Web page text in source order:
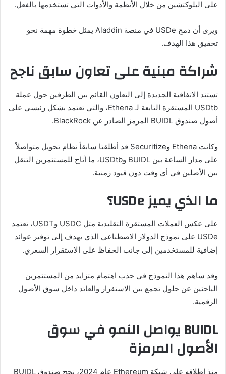
على البلوكتشين من خلال الأنظمة والأدوات التي تستخدمها بالفعل.
ويرى أن دمج USDe في منصة Aladdin يمثل خطوة مهمة نحو
تحقيق هذا الهدف.
شراكة مبنية على تعاون سابق ناجح
تستند الاتفاقية الجديدة إلى التعاون القائم بين الطرفين حول عملة
USDtb المستقرة التابعة لـ Ethena، والتي تعتمد بشكل رئيسي على
أصول صندوق BUIDL المرمز الصادر عن BlackRock.
وكانت Ethena وSecuritize قد أطلقتا سابقاً نظام تحويل متواصلاً
على مدار الساعة بين BUIDL وUSDtb، ما أتاح للمستثمرين التنقل
بين الأصلين في أي وقت دون قيود زمنية.
ما الذي يميز USDe؟
على عكس العملات المستقرة التقليدية مثل USDC وUSDT، تعتمد
USDe على نموذج الدولار الاصطناعي الذي يهدف إلى توفير عوائد
إضافية للمستخدمين إلى جانب الحفاظ على الاستقرار السعري.
وقد ساهم هذا النموذج في جذب اهتمام متزايد من المستثمرين
الباحثين عن حلول تجمع بين الاستقرار والعائد داخل سوق الأصول
الرقمية.
BUIDL يواصل النمو في سوق
الأصول المرمزة
منذ إطلاقه على شبكة Ethereum عام 2024، نجح صندوق BUIDL